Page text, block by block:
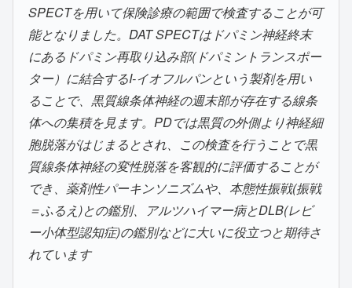
SPECTを用いて保険診療の範囲で検査することが可
能となりました。DAT SPECTはドパミン神経終末
にあるドパミン再取り込み部(ドパミントランスポー
ター）に結合するI-イオフルパンという製剤を用い
ることで、黒質線条体神経の週末部が存在する線条
体への集積を見ます。PDでは黒質の外側より神経細
胞脱落がはじまるとされ、この検査を行うことで黒
質線条体神経の変性脱落を客観的に評価することが
でき、薬剤性パーキンソニズムや、本態性振戦(振戦
＝ふるえ)との鑑別、アルツハイマー病とDLB(レビ
ー小体型認知症)の鑑別などに大いに役立つと期待さ
れています